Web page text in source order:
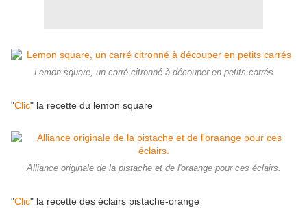
Lemon square, un carré citronné à découper en petits carrés
"Clic" la recette du lemon square
Alliance originale de la pistache et de l'oraange pour ces éclairs.
"Clic" la recette des éclairs pistache-orange